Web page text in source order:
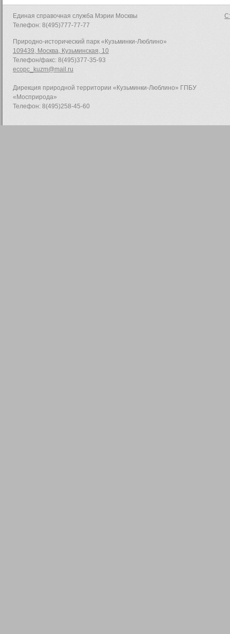
Единая справочная служба Мэрии Москвы
Телефон: 8(495)777-77-77
Природно-исторический парк «Кузьминки-Люблино»
109439, Москва, Кузьминская, 10
Телефон/факс: 8(495)377-35-93
ecopc_kuzm@mail.ru
Дирекция природной территории «Кузьминки-Люблино» ГПБУ
«Мосприрода»
Телефон: 8(495)258-45-60